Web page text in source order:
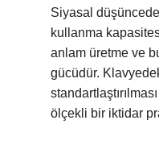
Siyasal
kullanma
anlam üretme ve
gücüdür.
ölçekli bir iktidar